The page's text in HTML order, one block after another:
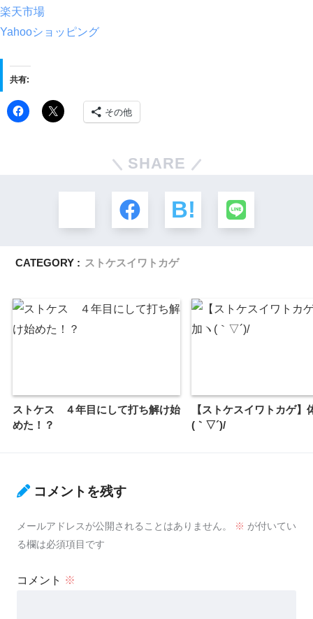
楽天市場
Yahooショッピング
共有:
その他
SHARE
CATEGORY : ストケスイワトカゲ
ストケス ４年目にして打ち解け始
めた！？
【ストケスイワトカゲ】
(｀▽´)/
コメントを残す
メールアドレスが公開されることはありません。 ※ が付いてい
る欄は必須項目です
コメント ※